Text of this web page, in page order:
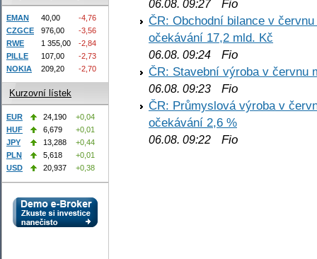
06.08. 09:27Fio
ČR: Obchodní bilance v
očekávání 17,2 mld. Kč
06.08. 09:24 Fio
ČR: Stavební výroba v červnu
06.08. 09:23 Fio
ČR: Průmyslová výroba v
očekávání 2,6 %
06.08. 09:22 Fio
EMAN 40,00
-4,76
CZGCE
976,00
-3,56
RWE
1 355,00
-2,84
PILLE
107,00
-2,73
NOKIA
209,20 -2,70
Kurzovní lístek
EUR 24,190
+0,04
HUF
6,679
+0,01
JPY
13,288
+0,44
PLN
5,618
+0,01
USD
20,937 +0,38